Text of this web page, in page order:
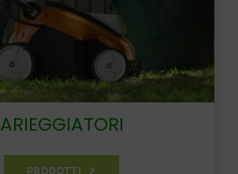
ARIEGGIATORI
PRODOTTI